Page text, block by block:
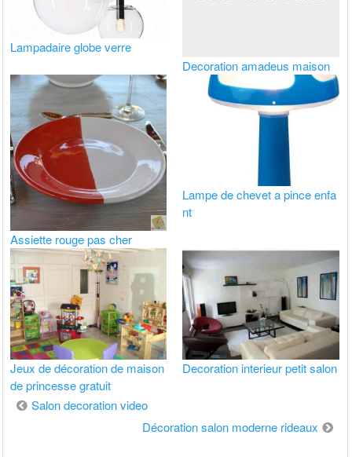
Lampadaire globe verre
Decoration amadeus maison
Assiette rouge pas cher
Lampe de chevet a pince enfa
nt
Jeux de décoration de maison
de princesse gratuit
Decoration interieur petit salon
Navigation
Salon decoration video
Décoration salon moderne rideaux